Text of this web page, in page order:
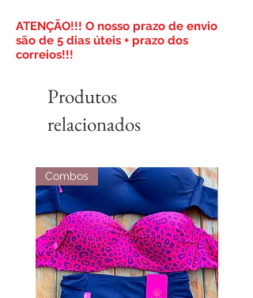
​ATENÇÃO!!! O nosso prazo de envio
são de 5 dias úteis + prazo dos
correios!!!
Produtos
relacionados
Combos